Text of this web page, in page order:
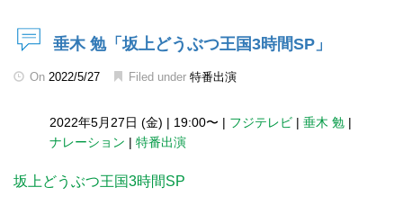
垂木 勉「坂上どうぶつ王国3時間SP」
On 2022/5/27 Filed under 特番出演
2022年5月27日 (金) | 19:00〜 | フジテレビ | 垂木 勉 |
ナレーション | 特番出演
坂上どうぶつ王国3時間SP